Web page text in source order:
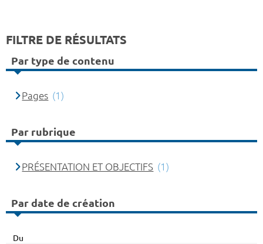
FILTRE DE RÉSULTATS
Par type de contenu
Pages (1)
Par rubrique
PRÉSENTATION ET OBJECTIFS (1)
Par date de création
Du